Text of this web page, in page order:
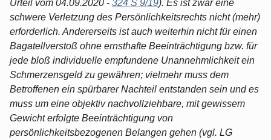
Urteil vom 04.09.2020 - 324 S 9/19). Es ist zwar eine
schwere Verletzung des Persönlichkeitsrechts nicht (mehr)
erforderlich. Andererseits ist auch weiterhin nicht für einen
Bagatellverstoß ohne ernsthafte Beeinträchtigung bzw. für
jede bloß individuelle empfundene Unannehmlichkeit ein
Schmerzensgeld zu gewähren; vielmehr muss dem
Betroffenen ein spürbarer Nachteil entstanden sein und es
muss um eine objektiv nachvollziehbare, mit gewissem
Gewicht erfolgte Beeinträchtigung von
persönlichkeitsbezogenen Belangen gehen (vgl. LG